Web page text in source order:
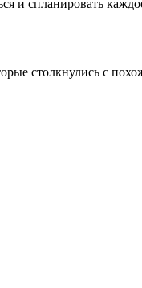
и спланировать
столкнулись с